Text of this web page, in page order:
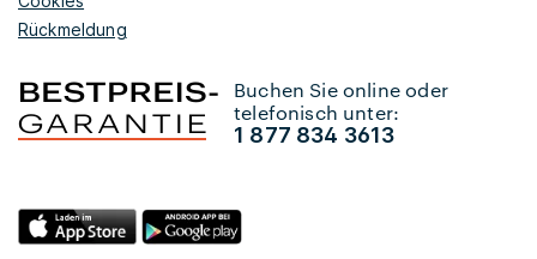
Rückmeldung
Buchen Sie online oder
telefonisch unter:
1 877 834 3613